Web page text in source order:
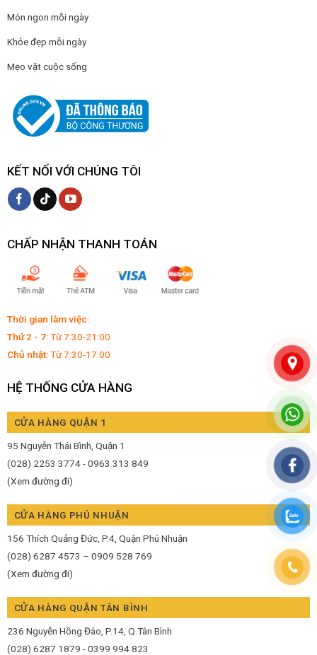
Món ngon mỗi ngày
Khỏe đẹp mỗi ngày
Mẹo vặt cuộc sống
KẾT NỐI VỚI CHÚNG TÔI
CHẤP NHẬN THANH TOÁN
Thời gian làm việc:
Thứ 2 - 7:Từ 7:30-21:00
Chủ nhật:Từ 7:30-17:00
HỆ THỐNG CỬA HÀNG
CỬA HÀNG QUẬN 1
95 Nguyễn Thái Bình, Quận 1
(028) 2253 3774 - 0963 313 849
(Xem đường đi)
CỬA HÀNG PHÚ NHUẬN
156 Thích Quảng Đức, P.4, Quận Phú Nhuận
(028) 6287 4573 – 0909 528 769
(Xem đường đi)
CỬA HÀNG QUẬN TÂN BÌNH
236 Nguyễn Hồng Đào, P.14, Q.Tân Bình
(028) 6287 1879 - 0399 994 823